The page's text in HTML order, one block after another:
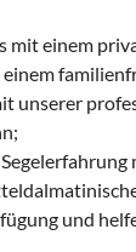
mit einem
unserer
und